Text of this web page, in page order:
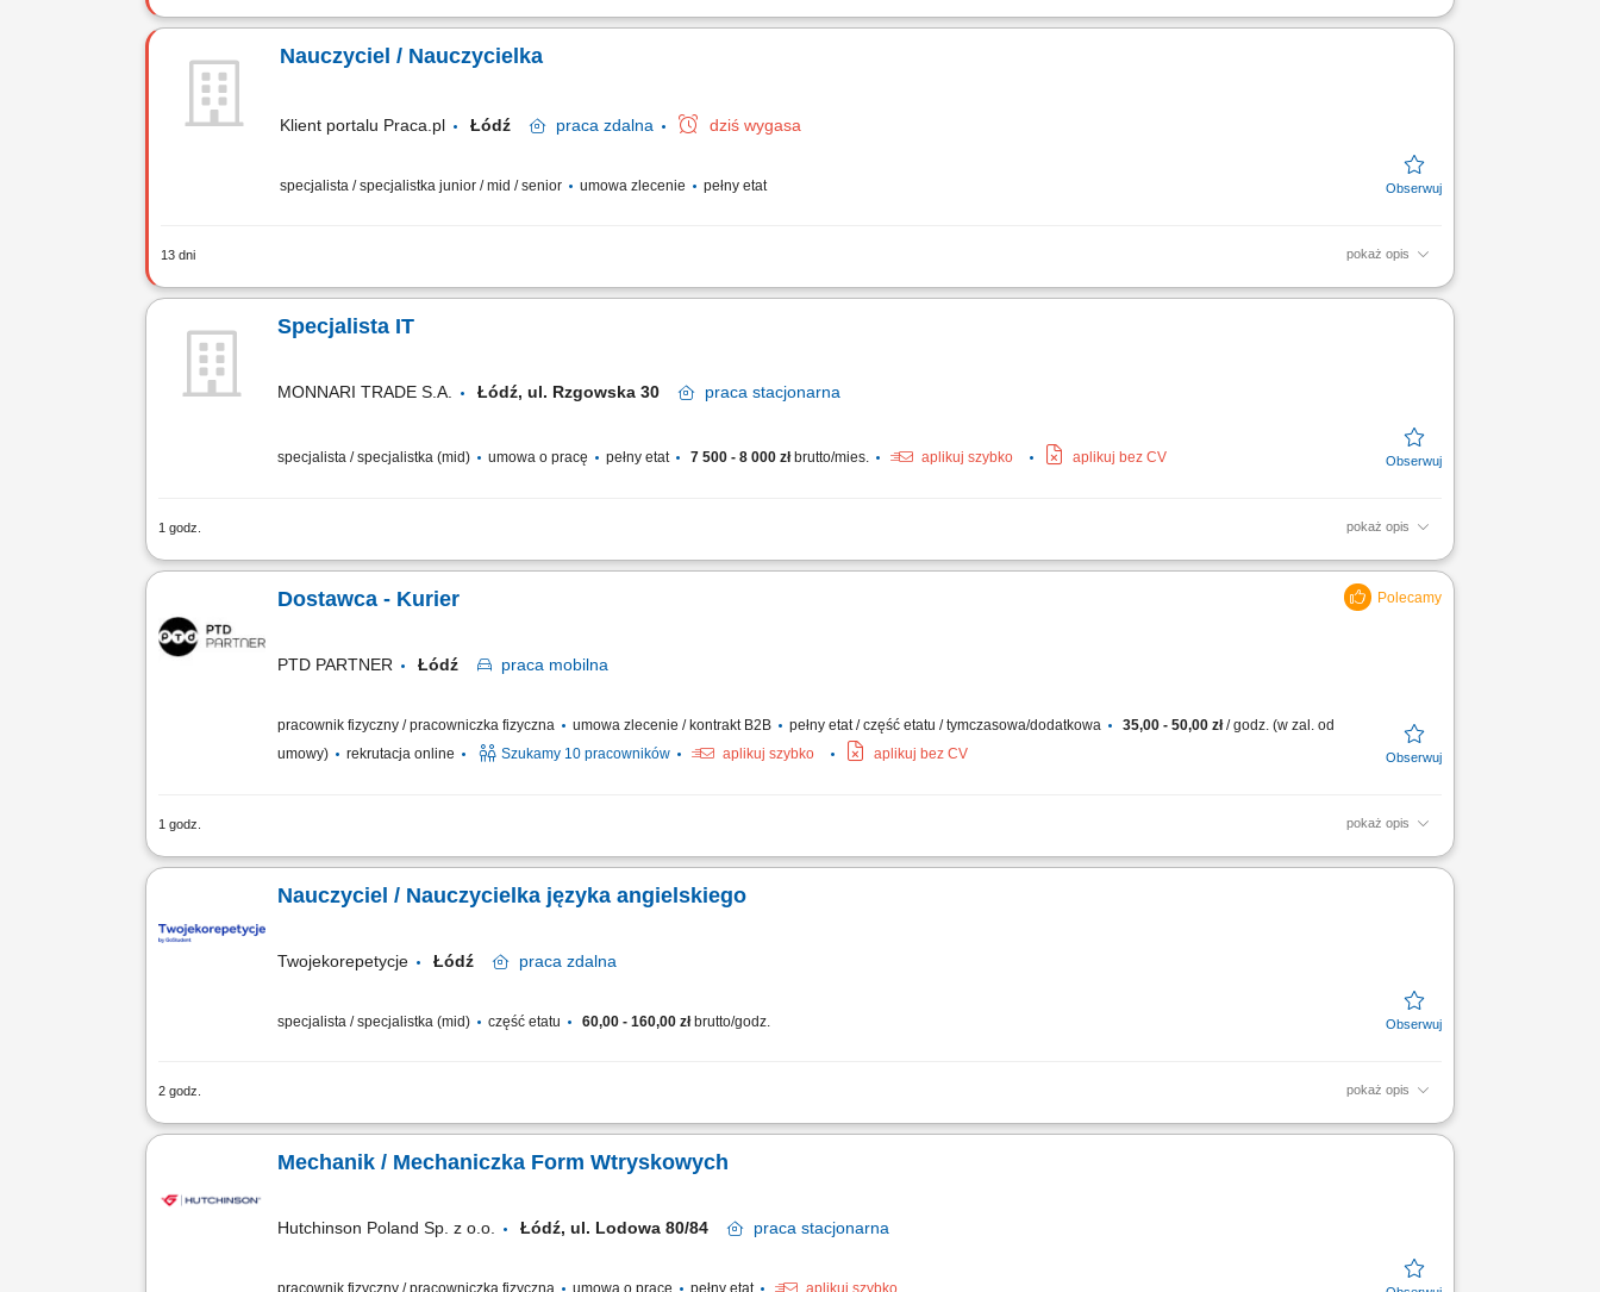
Poszukujemy nauczyciela/ki do prowadzenia lekcji online dla uczniów klas 7–8 na platformie edukacyjnej. Student/ka prowadzący/a lekcje online dla uczniów klas 7–8
Nauczyciel / Nauczycielka
Klient portalu Praca.pl Łódź praca zdalna dziś wygasa
specjalista / specjalistka junior / mid / senior umowa zlecenie pełny etat
13 dni pokaż opis
Prowadzenie regularnych indywidualnych oraz grupowych lekcji online dla uczniów klas 7-8 na platformie; Realizacja dyżurów edukacyjnych 1:1 w czasie
Specjalista IT
MONNARI TRADE S.A. Łódź, ul. Rzgowska 30 praca stacjonarna
specjalista / specjalistka (mid) umowa o pracę pełny etat 7 500 - 8 000 złbrutto/mies. aplikuj szybko aplikuj bez CV
1 godz. pokaż opis
Zakres obowiązków: Zapewnianie bieżącego wsparcia technicznego dla użytkowników końcowych (zdalnie oraz na miejscu) w zakresie systemów sprzedażowych,
Dostawca - Kurier
PTD PARTNER Łódź praca mobilna
pracownik fizyczny / pracowniczka fizyczna umowa zlecenie / kontrakt B2B pełny etat / część etatu / tymczasowa/dodatkowa 35,00 - 50,00 zł/ godz. (w zal. od
umowy)
rekrutacja online Szukamy 10 pracowników aplikuj szybko aplikuj bez CV
1 godz. pokaż opis
Zakres obowiązków Odbieranie i dostarczanie posiłków/zakupów; Zabezpieczanie przesyłek przed ewentualnymi uszkodzeniami; Utrzymywanie dobrych relacji z
Nauczyciel / Nauczycielka języka angielskiego
Twojekorepetycje Łódź praca zdalna
specjalista / specjalistka (mid) część etatu 60,00 - 160,00 złbrutto/godz.
2 godz. pokaż opis
Opis stanowiska Prowadzenie lekcji języka angielskiego dla dzieci, młodzieży i dorosłych; Przygotowywanie uczniów do egzaminów oraz rozwijanie umiejętności
Mechanik / Mechaniczka Form Wtryskowych
Hutchinson Poland Sp. z o.o. Łódź, ul. Lodowa 80/84 praca stacjonarna
pracownik fizyczny / pracowniczka fizyczna umowa o pracę pełny etat aplikuj szybko